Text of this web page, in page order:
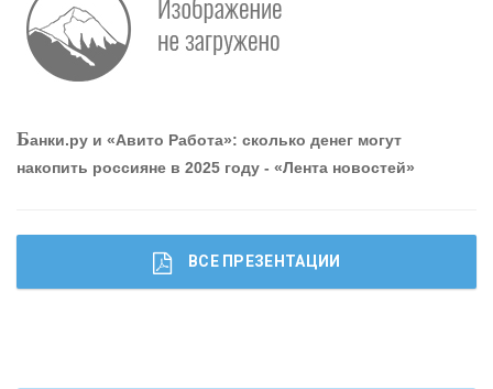
Работа мечты. Что банки делают для того, чтобы
привлечь и удержать персонал - «Интервью»
Банки.ру и «Авито Работа»: сколько денег могут
накопить россияне в 2025 году - «Лента новостей»
ВСЕ ПРЕЗЕНТАЦИИ